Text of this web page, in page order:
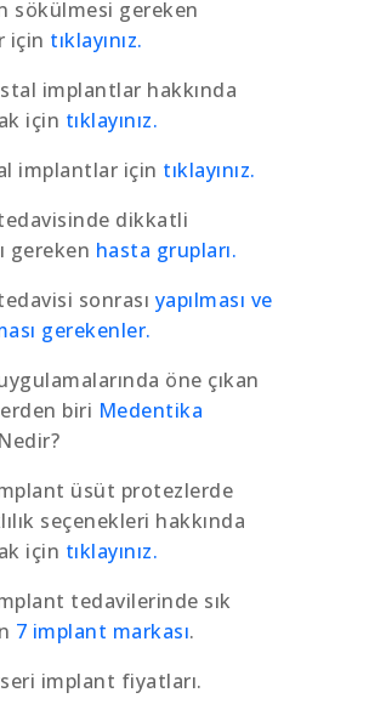
sökülmesi gereken
için tıklayınız.
implantlar hakkında
için tıklayınız.
implantlar için tıklayınız.
dikkatli
gereken hasta grupları.
sonrası yapılması ve
gerekenler.
öne çıkan
biri Medentika
Nedir?
üsüt protezlerde
seçenekleri hakkında
için tıklayınız.
tedavilerinde sık
7 implant markası.
implant fiyatları.